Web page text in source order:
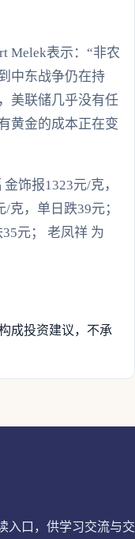
Melek表示：“非农
中东战争仍在持
美联储几乎没有任
黄金的成本正在变
饰报1323元/克，
克，单日跌39元；
元； 老凤祥 为
成投资建议，不承
入口，供学习交流与交